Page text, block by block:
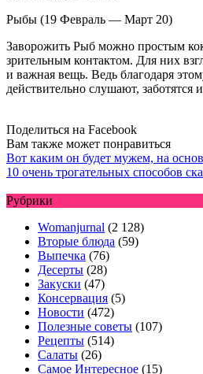
Рыбы (19 Февраль — Март 20)
Заворожить Рыб можно простым
зрительным контактом. Для них
и важная вещь. Ведь благодаря
действительно слушают, заботятся
Поделиться на Facebook
Вам также может понравиться
Вот каким он будет мужем, на
10 очень трогательных способов
Рубрики
Womanjurnal (2 128)
Вторые блюда (59)
Выпечка (76)
Десерты (28)
Закуски (47)
Консервация (5)
Новости (472)
Полезные советы (107)
Рецепты (514)
Салаты (26)
Самое Интересное (15)